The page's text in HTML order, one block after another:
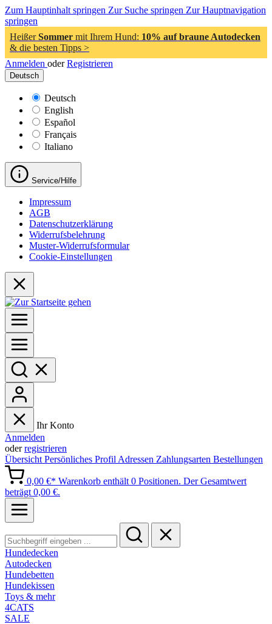
Zum Hauptinhalt springen Zur Suche springen Zur Hauptnavigation
springen
HeißerSommer mit Ihrem Hund: 10% auf braune Autodecken
& die besten Tipps >
Anmelden oder Registrieren
Deutsch
Deutsch
English
Español
Français
Italiano
Service/Hilfe
Impressum
AGB
Datenschutzerklärung
Widerrufsbelehrung
Muster-Widerrufsformular
Cookie-Einstellungen
Ihr Konto
Anmelden
oderregistrieren
Übersicht Persönliches Profil Adressen Zahlungsarten Bestellungen
0,00 €* Warenkorb enthält 0 Positionen. Der Gesamtwert
beträgt 0,00 €.
Hundedecken
Autodecken
Hundebetten
Hundekissen
Toys & mehr
4CATS
SALE